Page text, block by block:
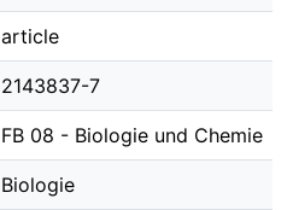
article
2143837-7
FB 08 - Biologie und Chemie
Biologie